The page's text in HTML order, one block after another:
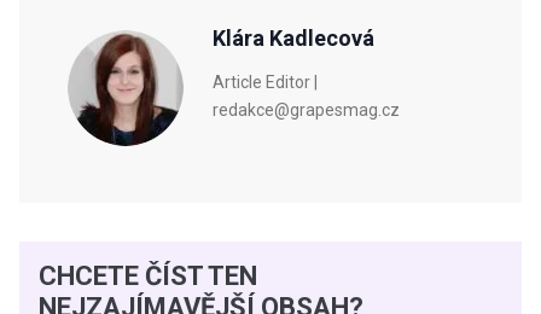
Klára Kadlecová
Article Editor |
redakce@grapesmag.cz
CHCETE ČÍST TEN
NEJZAJÍMAVĚJŠÍ OBSAH?